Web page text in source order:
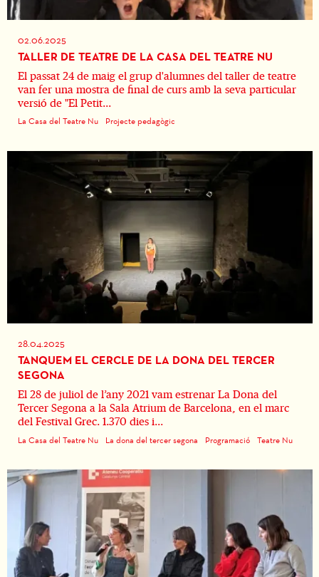
02.06.2025
TALLER DE TEATRE DE LA CASA DEL TEATRE NU
El passat 24 de maig el grup d'alumnes del taller de teatre
van fer una mostra de final de curs amb la seva particular
versió de "El Petit...
La Casa del Teatre Nu Projecte pedagògic
28.04.2025
TANQUEM EL CERCLE DE LA DONA DEL TERCER
SEGONA
El 28 de juliol de l’any 2021 vam estrenar La Dona del
Tercer Segona a la Sala Atrium de Barcelona, en el marc
del Festival Grec. 1.370 dies i...
La Casa del Teatre Nu La dona del tercer segona Programació Teatre Nu